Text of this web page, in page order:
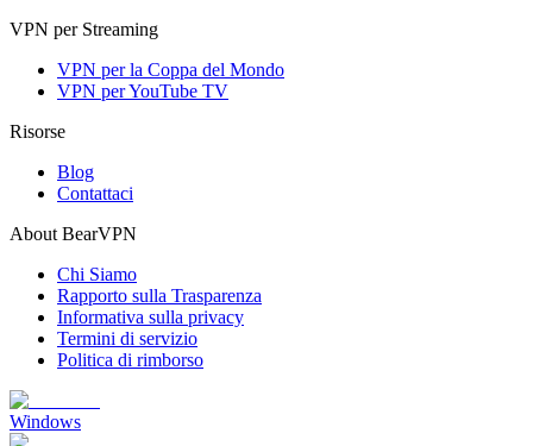
VPN per Streaming
VPN per la Coppa del Mondo
VPN per YouTube TV
Risorse
Blog
Contattaci
About BearVPN
Chi Siamo
Rapporto sulla Trasparenza
Informativa sulla privacy
Termini di servizio
Politica di rimborso
Windows